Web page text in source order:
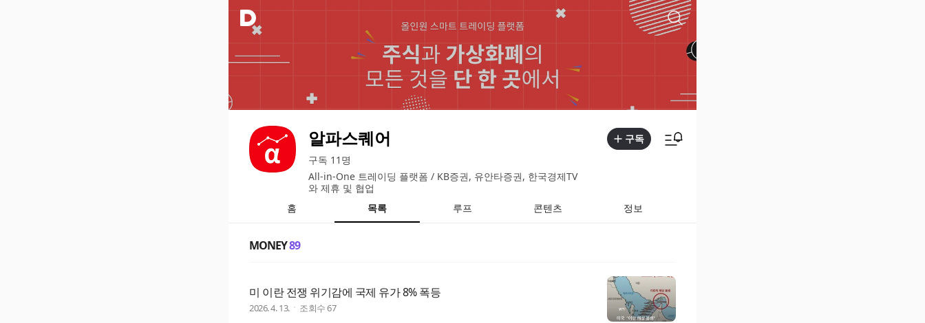
알파스퀘어
구독 11 명
All-in-One 트레이딩 플랫폼 / KB증권, 유안타증권, 한국경제TV
와 제휴 및 협업
구독
홈 목록 루프 콘텐츠 정보
MONEY89
미 이란 전쟁 위기감에 국제 유가 8% 폭등
2026. 4. 13. 조회수67